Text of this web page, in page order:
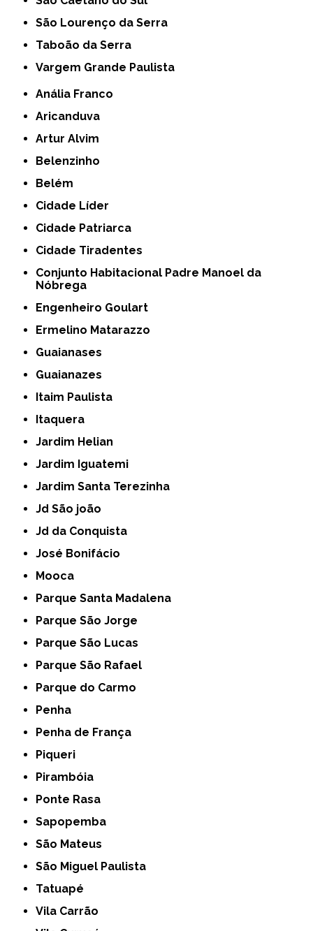
São Lourenço da Serra
Taboão da Serra
Vargem Grande Paulista
Anália Franco
Aricanduva
Artur Alvim
Belenzinho
Belém
Cidade Líder
Cidade Patriarca
Cidade Tiradentes
Conjunto Habitacional Padre Manoel da
Nóbrega
Engenheiro Goulart
Ermelino Matarazzo
Guaianases
Guaianazes
Itaim Paulista
Itaquera
Jardim Helian
Jardim Iguatemi
Jardim Santa Terezinha
Jd São joão
Jd da Conquista
José Bonifácio
Mooca
Parque Santa Madalena
Parque São Jorge
Parque São Lucas
Parque São Rafael
Parque do Carmo
Penha
Penha de França
Piqueri
Pirambóia
Ponte Rasa
Sapopemba
São Mateus
São Miguel Paulista
Tatuapé
Vila Carrão